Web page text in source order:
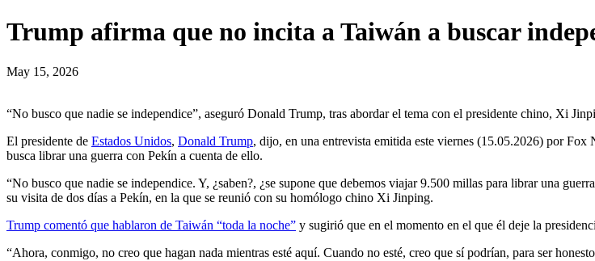
Trump afirma que no incita a Taiwán a buscar
May 15, 2026
“No busco que nadie se independice”, aseguró Donald Trump, tras abordar el tema con el presidente chino, Xi
El presidente de Estados Unidos, Donald Trump, dijo, en una entrevista emitida este viernes (15.05.2026) por
busca librar una guerra con Pekín a cuenta de ello.
“No busco que nadie se independice. Y, ¿saben?, ¿se supone que debemos viajar 9.500 millas para librar una
su visita de dos días a Pekín, en la que se reunió con su homólogo chino Xi Jinping.
Trump comentó que hablaron de Taiwán “toda la noche” y sugirió que en el momento en el que él deje la
“Ahora, conmigo, no creo que hagan nada mientras esté aquí. Cuando no esté, creo que sí podrían, para ser